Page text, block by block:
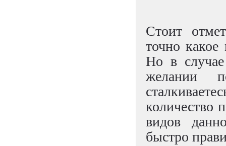
Стоит
точно какое
Но в
желании
количество
видов
быстро